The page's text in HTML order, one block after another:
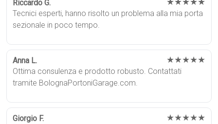
Riccardo G. ★★★★★
Tecnici esperti, hanno risolto un problema alla mia porta
sezionale in poco tempo.
Anna L. ★★★★★
Ottima consulenza e prodotto robusto. Contattati
tramite BolognaPortoniGarage.com.
Giorgio F. ★★★★★